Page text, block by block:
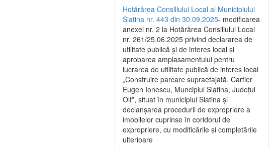
Hotărârea Consiliului Local al Municipiului
Slatina nr. 443 din 30.09.2025- modificarea
anexei nr. 2 la Hotărârea Consiliului Local
nr. 261/25.06.2025 privind declararea de
utilitate publică şi de interes local şi
aprobarea amplasamentului pentru
lucrarea de utilitate publică de interes local
„Construire parcare supraetajată, Cartier
Eugen Ionescu, Muncipiul Slatina, Judeţul
Olt”, situat în municipiul Slatina şi
declanşarea procedurii de expropriere a
imobilelor cuprinse în coridorul de
expropriere, cu modificările şi completările
ulterioare